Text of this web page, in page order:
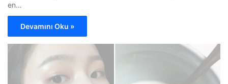
en…
Devamını Oku »